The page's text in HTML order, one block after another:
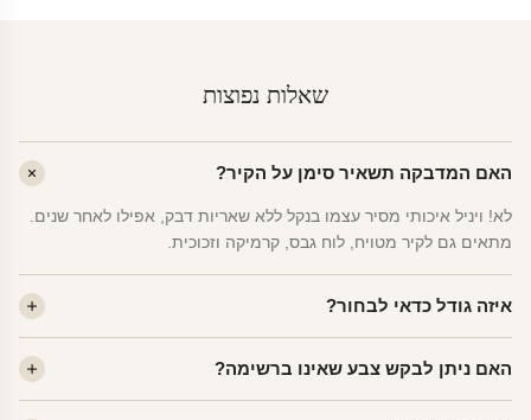
שאלות נפוצות
האם המדבקה תשאיר סימן על הקיר?
לא! ויניל איכותי מסיר עצמו בנקל ללא שאריות דבק, אפילו לאחר שנים.
מתאים גם לקיר מטויח, לוח גבס, קרמיקה וזכוכית.
איזה גודל כדאי לבחור?
שינה של מבוגרים — L. לפינה קטנה — S.
האם ניתן לבקש צבע שאינו ברשימה?